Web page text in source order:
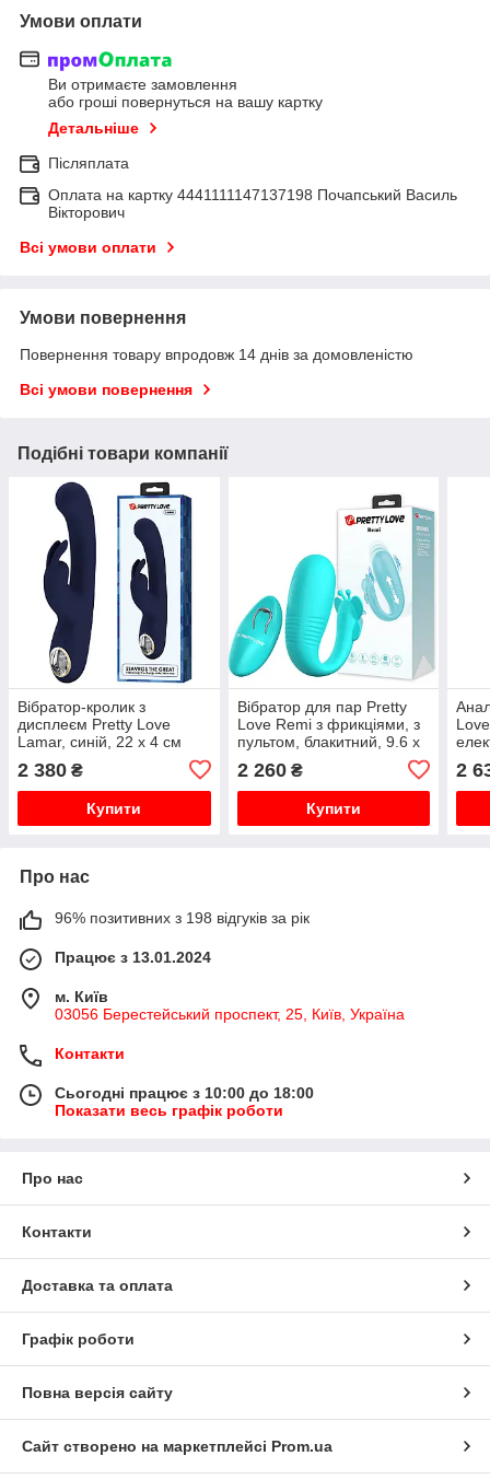
Умови оплати
Ви отримаєте замовлення
або гроші повернуться на вашу картку
Детальніше
Післяплата
Оплата на картку 4441111147137198 Почапський Василь
Вікторович
Всі умови оплати
Умови повернення
Повернення товару впродовж 14 днів за домовленістю
Всі умови повернення
Подібні товари компанії
Вібратор-кролик з
дисплеєм Pretty Love
Lamar, синій, 22 х 4 см
2 380 ₴
Купити
Вібратор для пар Pretty
Love Remi з фрикціями, з
пультом, блакитний, 9.6 х
2 260₴
Купити
х 3.4
2
Про нас
96% позитивних з 198 відгуків за рік
Працює з 13.01.2024
м. Київ
03056 Берестейський проспект, 25, Київ, Україна
Контакти
Сьогодні працює з 10:00 до 18:00
Показати весь графік роботи
Про нас
Контакти
Доставка та оплата
Графік роботи
Повна версія сайту
Сайт створено на маркетплейсі Prom.ua